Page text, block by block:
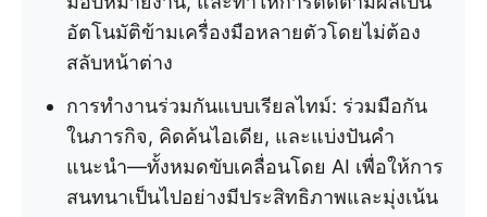
อัตโนมัติข้ามเครื่องมือหลายตัวโดยไม่ต้อง
สลับหน้าต่าง
การทำงานร่วมกันแบบเรียลไทม์: ร่วมมือกัน
ในภารกิจ, คิดค้นไอเดีย, และแบ่งปันคำ
แนะนำ—ทั้งหมดขับเคลื่อนโดย AI เพื่อให้การ
สนทนาเป็นไปอย่างมีประสิทธิภาพและมุ่งเน้น